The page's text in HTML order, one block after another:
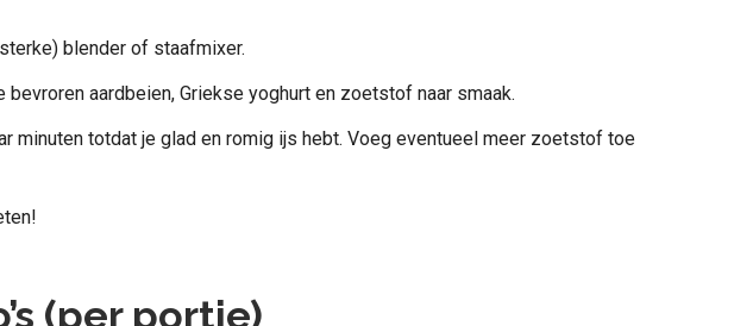
blender of staafmixer.
bevroren aardbeien, Griekse yoghurt en zoetstof naar smaak.
minuten totdat je glad en romig ijs hebt. Voeg eventueel meer zoetstof toe
(per portie)